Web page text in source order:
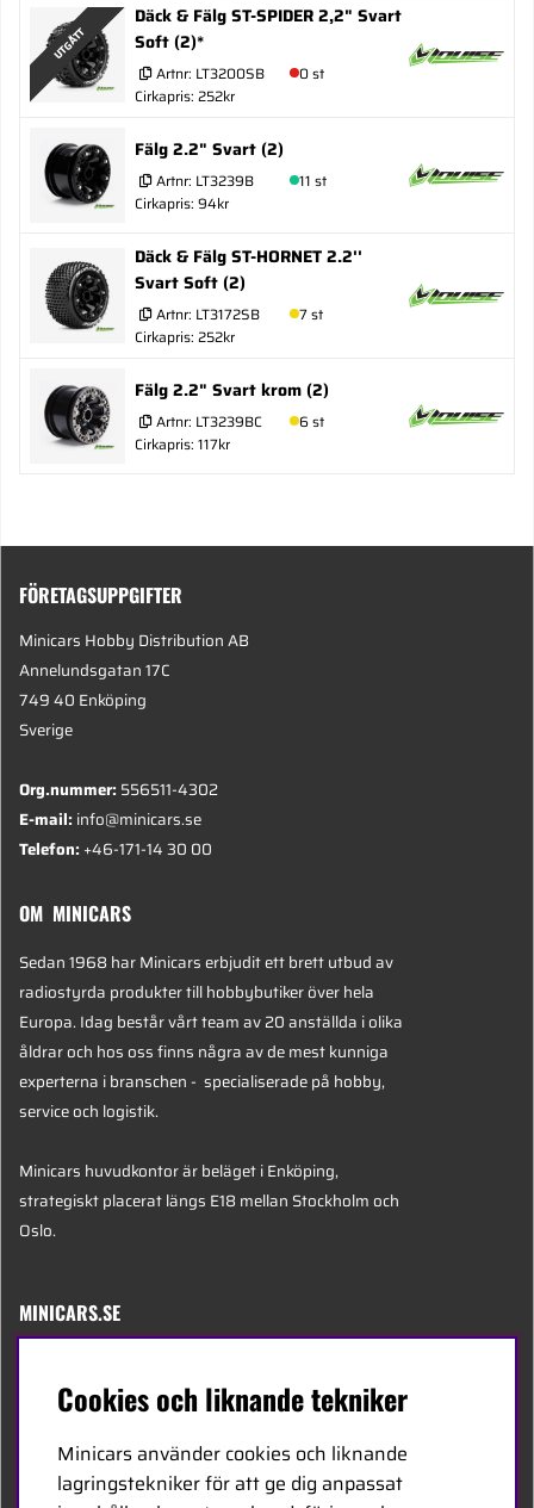
UTGÅTT
Däck & Fälg ST-SPIDER 2,2" Svart
Soft (2)*
Artnr: LT3200SB
0 st
Cirkapris: 252kr
Fälg 2.2" Svart (2)
Artnr: LT3239B
11 st
Cirkapris: 94kr
Däck & Fälg ST-HORNET 2.2''
Svart Soft (2)
Artnr: LT3172SB
7 st
Cirkapris: 252kr
Fälg 2.2" Svart krom (2)
Artnr: LT3239BC
6 st
Cirkapris: 117kr
FÖRETAGSUPPGIFTER
Minicars Hobby Distribution AB
Annelundsgatan 17C
749 40 Enköping
Sverige
Org.nummer:556511-4302
E-mail:info@minicars.se
Telefon:+46-171-14 30 00
OM MINICARS
Sedan 1968 har Minicars erbjudit ett brett utbud av
radiostyrda produkter till hobbybutiker över hela
Europa. Idag består vårt team av 20 anställda i olika
åldrar och hos oss finns några av de mest kunniga
experterna i branschen - specialiserade på hobby,
service och logistik.
Minicars huvudkontor är beläget i Enköping,
strategiskt placerat längs E18 mellan Stockholm och
Oslo.
MINICARS.SE
Bli återförsäljare
Cookies och liknande tekniker
Minicars använder cookies och liknande
lagringstekniker för att ge dig anpassat